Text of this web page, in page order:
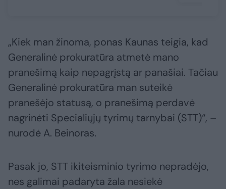
„Kiek man žinoma, ponas Kaunas teigia, kad
Generalinė prokuratūra atmetė mano
pranešimą kaip nepagrįstą ar panašiai. Tačiau
Generalinė prokuratūra man suteikė
pranešėjo statusą, o pranešimą perdavė
nagrinėti Specialiųjų tyrimų tarnybai (STT)“, –
nurodė A. Beinoras.
Pasak jo, STT ikiteisminio tyrimo nepradėjo,
nes galimai padaryta žala nesiekė